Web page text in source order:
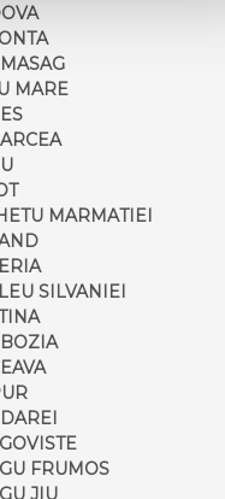
MARE
MARMATIEI
SILVANIEI
FRUMOS
JIU